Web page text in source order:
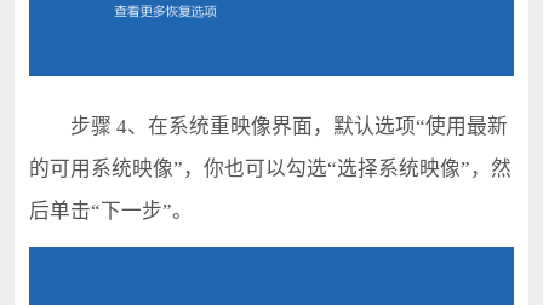
步骤 4、在系统重映像界面，默认选项“使用最新
的可用系统映像”，你也可以勾选“选择系统映像”，然
后单击“下一步”。